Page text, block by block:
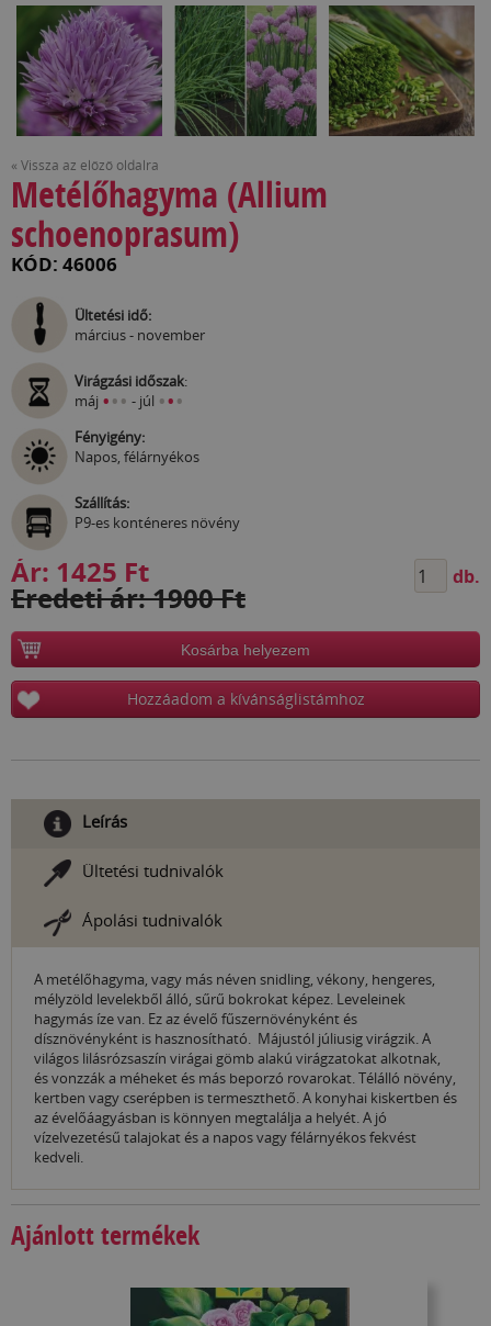
« Vissza az előző oldalra
Metélőhagyma (Allium
schoenoprasum)
KÓD: 46006
Ültetési idő:
március - november
Virágzási időszak:
máj ••• - júl •••
Fényigény:
Napos, félárnyékos
Szállítás:
P9-es konténeres növény
Ár: 1425 Ft
Eredeti ár: 1900 Ft
db.
Kosárba helyezem
Hozzáadom a kívánságlistámhoz
Leírás
Ültetési tudnivalók
Ápolási tudnivalók
A metélőhagyma, vagy más néven snidling, vékony, hengeres,
mélyzöld levelekből álló, sűrű bokrokat képez. Leveleinek
hagymás íze van. Ez az évelő fűszernövényként és
dísznövényként is hasznosítható. Májustól júliusig virágzik. A
világos lilásrózsaszín virágai gömb alakú virágzatokat alkotnak,
és vonzzák a méheket és más beporzó rovarokat. Télálló növény,
kertben vagy cserépben is termeszthető. A konyhai kiskertben és
az évelőáagyásban is könnyen megtalálja a helyét. A jó
vízelvezetésű talajokat és a napos vagy félárnyékos fekvést
kedveli.
Ajánlott termékek